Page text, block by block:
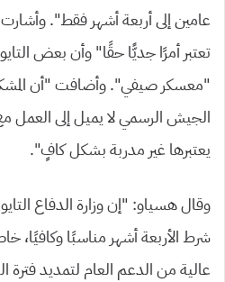
عامين إلى أربعة أشهر فقط”.
تعتبر أمرًا جديًّا حقًا” وأن بعض
“معسكر صيفي”. وأضافت “أن
الجيش الرسمي لا يميل إلى العمل
يعتبرها غير مدربة بشكل كافٍ”.
وقال هسياو: “إن وزارة الدفاع
شرط الأربعة أشهر مناسبًا وكافيًا،
عالية من الدعم العام لتمديد فترة